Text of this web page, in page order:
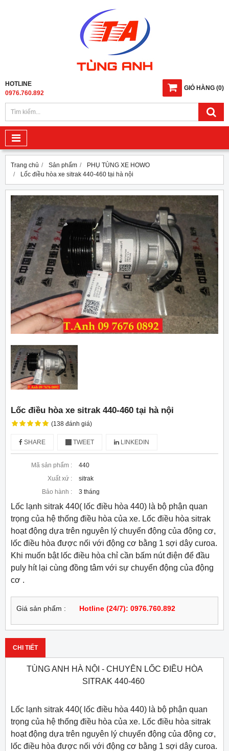
GIỎ HÀNG (0)
HOTLINE
0976.760.892
Trang chủ Sản phẩm
PHỤ TÙNG XE HOWO
Lốc điều hòa xe sitrak 440-460 tại hà nội
Lốc điều hòa xe sitrak 440-460 tại hà nội
(138 đánh giá)
SHARE TWEET LINKEDIN
Mã sản phẩm :
440
Xuất xứ :
sitrak
Bảo hành :
3 tháng
Lốc lạnh sitrak 440( lốc điều hòa 440) là bộ phận quan
trọng của hệ thống điều hòa của xe. Lốc điều hòa sitrak
hoạt động dựa trên nguyên lý chuyển động của động cơ,
lốc điều hòa được nối với động cơ bằng 1 sợi dây curoa.
Khi muốn bật lốc điều hòa chỉ cần bấm nút điện để đầu
puly hít lại cùng đồng tâm với sự chuyển động của động
cơ .
Giá sản phẩm : Hotline (24/7): 0976.760.892
CHI TIẾT
TÙNG ANH HÀ NỘI - CHUYÊN LỐC ĐIỀU HÒA
SITRAK 440-460
Lốc lạnh sitrak 440( lốc điều hòa 440) là bộ phận quan
trọng của hệ thống điều hòa của xe. Lốc điều hòa sitrak
hoạt động dựa trên nguyên lý chuyển động của động cơ,
lốc điều hòa được nối với động cơ bằng 1 sợi dây curoa.